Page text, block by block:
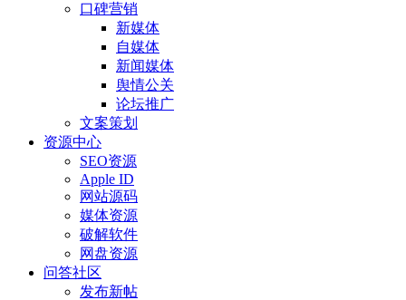
口碑营销
新媒体
自媒体
新闻媒体
舆情公关
论坛推广
文案策划
资源中心
SEO资源
Apple ID
网站源码
媒体资源
破解软件
网盘资源
问答社区
发布新帖